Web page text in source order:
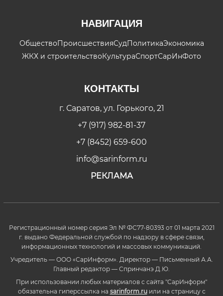
НАВИГАЦИЯ
ОбществоПроисшествияСудПолитикаЭкономика
ЖКХ и строительствоКультураСпортСарИнФото
КОНТАКТЫ
г. Саратов, ул. Горького, 21
+7 (917) 982-81-37
+7 (8452) 659-600
info@sarinform.ru
РЕКЛАМА
Регистрационный номер серия Эл № ФС77-80393 от 01 марта 2021
г. выдано Федеральной службой по надзору в сфере связи,
информационных технологий и массовых коммуникаций.
Учредитель — ООО «СарИнформ». Директор — Письменный А.А.
Главный редактор — Спринчанэ Д.Ю.
При использовании любых материалов с сайта "СарИнформ"
обязательна гиперссылка на sarinform.ruили на страницу с